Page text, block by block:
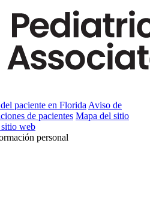
paciente en Florida Aviso de
de pacientes Mapa del sitio
web
personal